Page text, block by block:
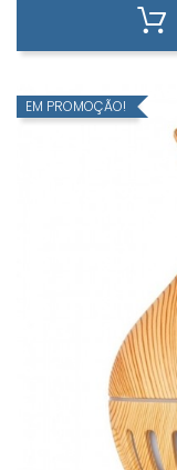
EM PROMOÇÃO!